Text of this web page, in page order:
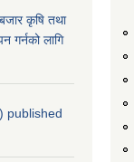
कृषि तथा
गर्नको लागि
published